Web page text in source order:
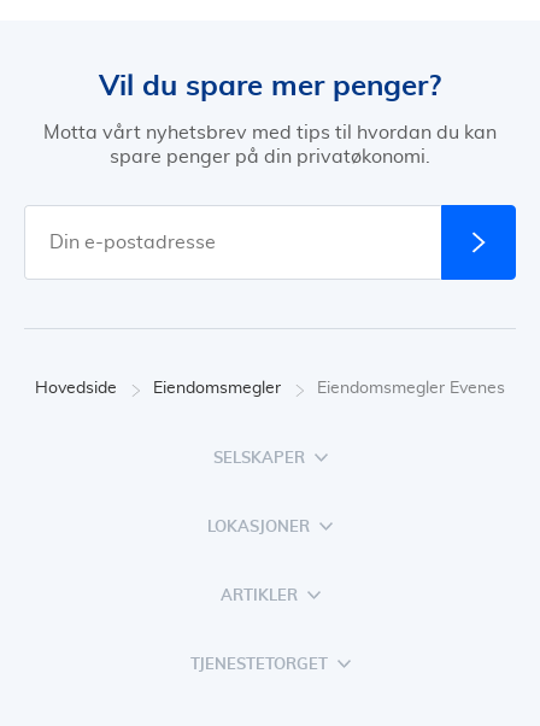
Vil du spare mer penger?
Motta vårt nyhetsbrev med tips til hvordan du kan
spare penger på din privatøkonomi.
Hovedside Eiendomsmegler Eiendomsmegler Evenes
SELSKAPER
LOKASJONER
ARTIKLER
TJENESTETORGET